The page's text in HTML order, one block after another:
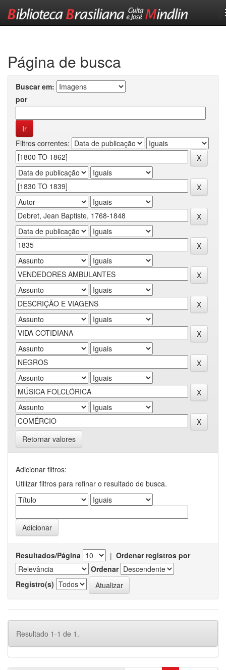
Página de busca
Buscar em:
por
Filtros correntes:
Retornar valores
Adicionar filtros:
Utilizar filtros para refinar o resultado de busca.
Resultados/Página | Ordenar registros por
Ordenar
Registro(s)
Resultado 1-1 de 1.